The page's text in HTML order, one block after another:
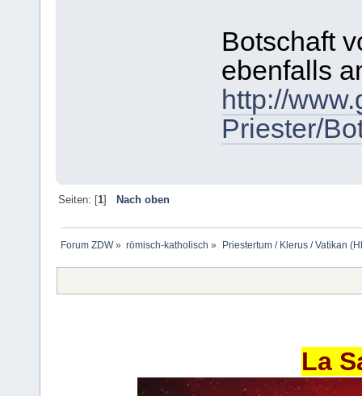
Botschaft
ebenfalls
http://
Priester/
Seiten: [1] Nach oben
Forum ZDW» römisch-katholisch » Priestertum / Klerus / Vatikan
La